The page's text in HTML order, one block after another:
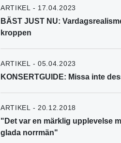
ARTIKEL - 17.04.2023
BÄST JUST NU:
kroppen
ARTIKEL - 05.04.2023
KONSERTGUIDE: Missa inte
ARTIKEL - 20.12.2018
"Det var en märklig upplevelse
glada norrmän"